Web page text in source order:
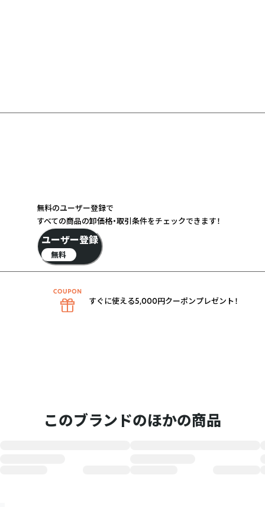
このブランドのほかの商品
無料のユーザー登録で
すべての商品の卸価格・取引条件をチェックできます！
ユーザー登録
無料
すぐに使える5,000円クーポンプレゼント！